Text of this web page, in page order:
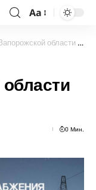
Aa
области все еще без света
0 Мин.